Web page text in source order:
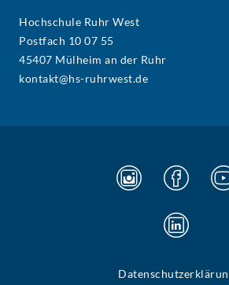
Hochschule Ruhr West
Postfach 10 07 55
45407 Mülheim an der Ruhr
kontakt@hs-ruhrwest.de